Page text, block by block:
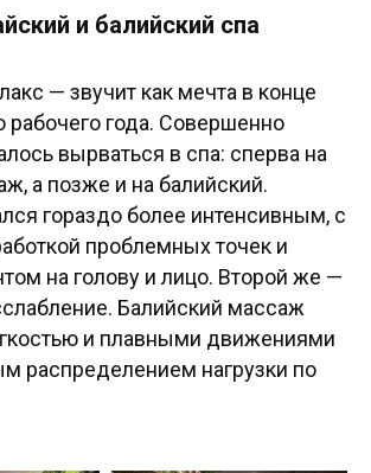
и балийский спа
— звучит как мечта в конце
рабочего года. Совершенно
вырваться в спа: сперва на
а позже и на балийский.
гораздо более интенсивным, с
проблемных точек и
на голову и лицо. Второй же —
Балийский массаж
и плавными движениями
распределением нагрузки по